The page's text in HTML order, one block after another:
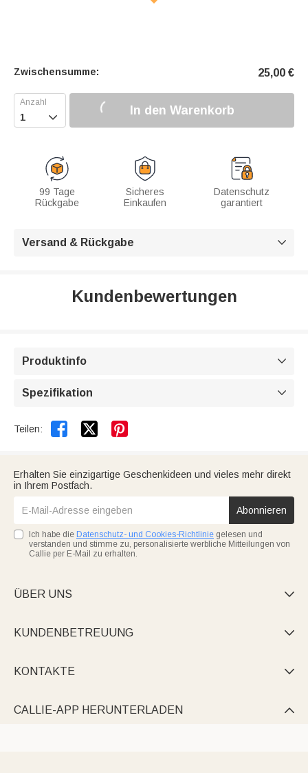
Zwischensumme: 25,00 €
 In den Warenkorb
99 Tage
Rückgabe
Sicheres
Einkaufen
Datenschutz
garantiert
Versand & Rückgabe 
Kundenbewertungen
Produktinfo 
Spezifikation 
Teilen:  
Erhalten Sie einzigartige Geschenkideen und vieles mehr direkt
in Ihrem Postfach.
Abonnieren
Ich habe die Datenschutz- und Cookies-Richtlinie gelesen und
verstanden und stimme zu, personalisierte werbliche Mitteilungen von
Callie per E-Mail zu erhalten.
ÜBER UNS 
KUNDENBETREUUNG 
KONTAKTE 
CALLIE-APP HERUNTERLADEN 